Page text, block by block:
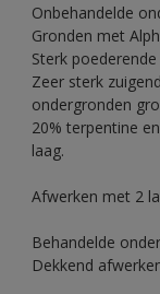
Onbehandelde
Gronden met
Sterk
Zeer sterk
ondergronden
20% terpentine
laag.
Afwerken met 2
Behandelde
Dekkend